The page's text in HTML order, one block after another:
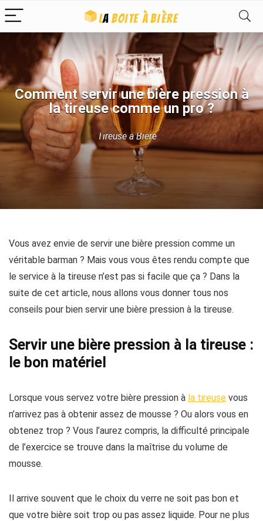
Comment servir une bière pression à
la tireuse comme un pro ?
Tireuse à Bière
Vous avez envie de servir une bière pression comme un
véritable barman ? Mais vous vous êtes rendu compte que
le service à la tireuse n’est pas si facile que ça ? Dans la
suite de cet article, nous allons vous donner tous nos
conseils pour bien servir une bière pression à la tireuse.
Servir une bière pression à la tireuse :
le bon matériel
Lorsque vous servez votre bière pression à la tireuse vous
n’arrivez pas à obtenir assez de mousse ? Ou alors vous en
obtenez trop ? Vous l’aurez compris, la difficulté principale
de l’exercice se trouve dans la maîtrise du volume de
mousse.
Il arrive souvent que le choix du verre ne soit pas bon et
que votre bière soit trop ou pas assez liquide. Pour ne plus